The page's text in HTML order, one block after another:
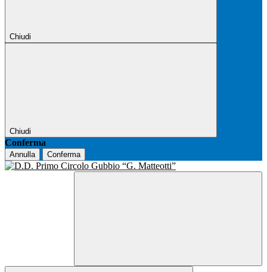
Chiudi
Chiudi
Conferma
Annulla Conferma